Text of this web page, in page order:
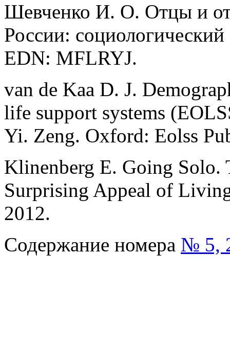
Шевченко И. О. Отцы и
России:
EDN: MFLRYJ.
van de Kaa D. J.
life support systems
Yi. Zeng. Oxford: Eolss
Klinenberg E. Going Solo.
Surprising Appeal of
2012.
Содержание номера № 5,